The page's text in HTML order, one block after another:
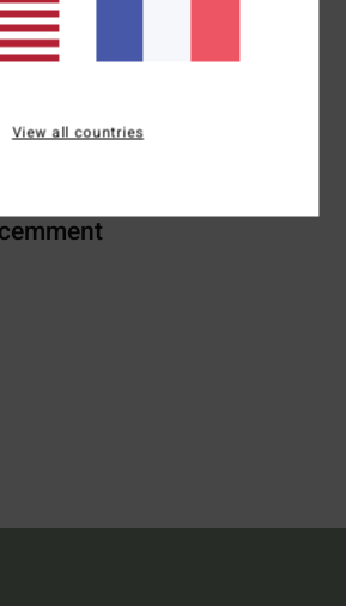
(Loi Agec)
View all countries